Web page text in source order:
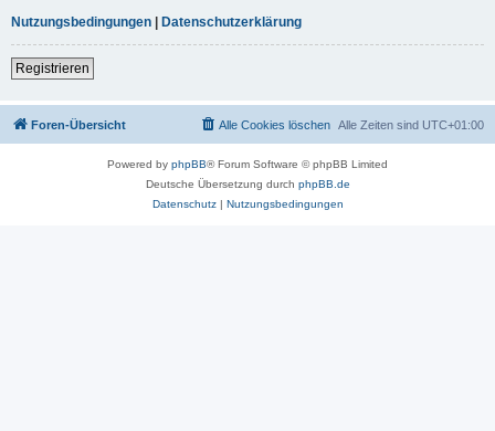
Nutzungsbedingungen | Datenschutzerklärung
Registrieren
Foren-Übersicht Alle Zeiten sind UTC+01:00
Alle Cookies löschen
Powered by phpBB® Forum Software © phpBB Limited
Deutsche Übersetzung durch phpBB.de
Datenschutz| Nutzungsbedingungen